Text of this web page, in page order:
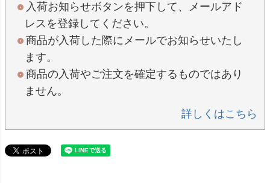
入荷お知らせボタンを押下して、メールアド
レスを登録してください。
商品が入荷した際にメールでお知らせいたし
ます。
商品の入荷やご注文を確定するものではあり
ません。
詳しくはこちら